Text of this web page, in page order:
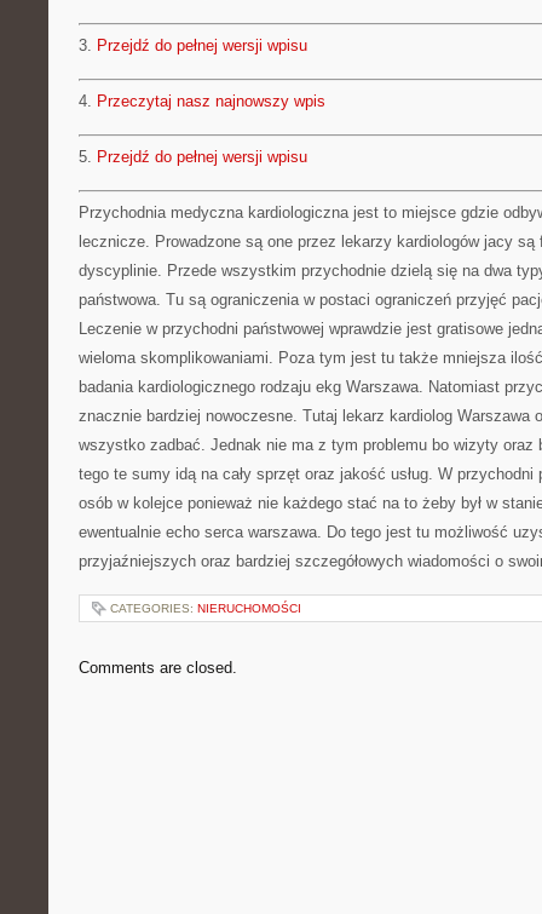
3. Przejdź do pełnej wersji wpisu
4. Przeczytaj nasz najnowszy wpis
5. Przejdź do pełnej wersji wpisu
Przychodnia medyczna kardiologiczna jest to miejsce gdzie
lecznicze. Prowadzone są one przez lekarzy kardiologów jacy są
dyscyplinie. Przede wszystkim przychodnie dzielą się na dwa
państwowa. Tu są ograniczenia w postaci ograniczeń przyjęć
Leczenie w przychodni państwowej wprawdzie jest gratisowe
wieloma skomplikowaniami. Poza tym jest tu także mniejsza
badania kardiologicznego rodzaju ekg Warszawa. Natomiast
znacznie bardziej nowoczesne. Tutaj lekarz kardiolog Warszawa
wszystko zadbać. Jednak nie ma z tym problemu bo wizyty oraz
tego te sumy idą na cały sprzęt oraz jakość usług. W
osób w kolejce ponieważ nie każdego stać na to żeby był w
ewentualnie echo serca warszawa. Do tego jest tu możliwość
przyjaźniejszych oraz bardziej szczegółowych wiadomości o
CATEGORIES: NIERUCHOMOŚCI
Comments are closed.